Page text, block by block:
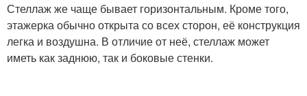
Стеллаж же чаще бывает горизонтальным. Кроме того,
этажерка обычно открыта со всех сторон, её конструкция
легка и воздушна. В отличие от неё, стеллаж может
иметь как заднюю, так и боковые стенки.